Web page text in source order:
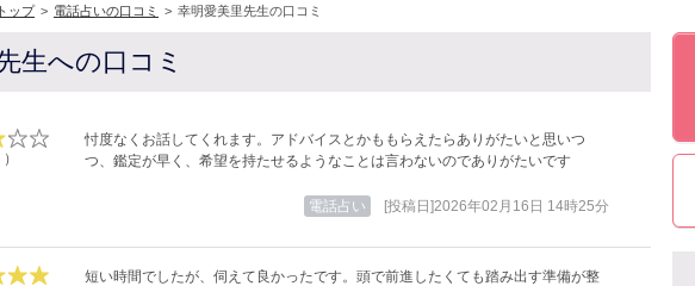
ップ > 電話占いの口コミ > 幸明愛美里先生の口コミ
生への口コミ
忖度なくお話してくれます。アドバイスとかももらえたらありがたいと思いつ
つ、鑑定が早く、希望を持たせるようなことは言わないのでありがたいです
電話占い [投稿日]2026年02月16日 14時25分
短い時間でしたが、伺えて良かったです。頭で前進したくても踏み出す準備が整